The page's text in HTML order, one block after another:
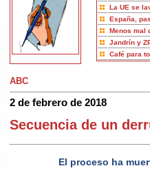
La UE se
España,
Menos mal
Jandrín y
Café para
ABC
2 de febrero de 2018
Secuencia de un
El proceso ha